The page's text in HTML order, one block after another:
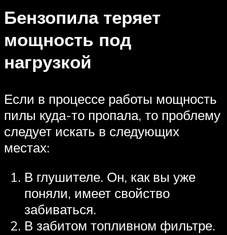
Бензопила теряет
мощность под
нагрузкой
Если в процессе работы мощность
пилы куда-то пропала, то проблему
следует искать в следующих
местах:
В глушителе. Он, как вы уже
поняли, имеет свойство
забиваться.
В забитом топливном фильтре.